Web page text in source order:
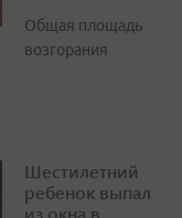
Общая площадь
возгорания
Шестилетний
ребенок выпал